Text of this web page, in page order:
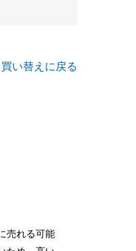
い替えに戻る
売れる可能